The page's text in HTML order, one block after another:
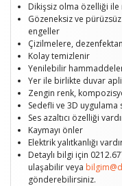
Dikişsiz olma özelliği
Gözeneksiz ve
engeller
Çizilmelere,
Kolay temizlenir
Yenilebilir
Yer ile birlikte duvar
Zengin renk,
Sedefli ve 3D uygulama
Ses azaltıcı özelliği
Kaymayı önler
Elektrik yalıtkanlığı
Detaylı bilgi için
ulaşabilir veya
gönderebilirsiniz.